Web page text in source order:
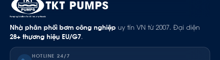
TKT PUMPS
Nhà phân phối bơm công nghiệp uy tín VN từ 2007. Đại diện
28+ thương hiệu EU/G7.
HOTLINE 24/7